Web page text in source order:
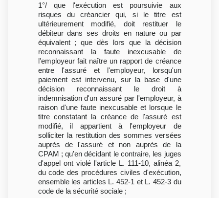
1°/ que l'exécution est poursuivie aux
risques du créancier qui, si le titre est
ultérieurement modifié, doit restituer le
débiteur dans ses droits en nature ou par
équivalent ; que dès lors que la décision
reconnaissant la faute inexcusable de
l'employeur fait naître un rapport de créance
entre l'assuré et l'employeur, lorsqu'un
paiement est intervenu, sur la base d'une
décision reconnaissant le droit à
indemnisation d'un assuré par l'employeur, à
raison d'une faute inexcusable et lorsque le
titre constatant la créance de l'assuré est
modifié, il appartient à l'employeur de
solliciter la restitution des sommes versées
auprès de l'assuré et non auprès de la
CPAM ; qu'en décidant le contraire, les juges
d'appel ont violé l'article L. 111-10, alinéa 2,
du code des procédures civiles d'exécution,
ensemble les articles L. 452-1 et L. 452-3 du
code de la sécurité sociale ;